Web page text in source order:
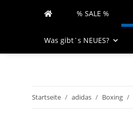
% SALE %
Was gibt´s NEUES?
Startseite adidas Boxing